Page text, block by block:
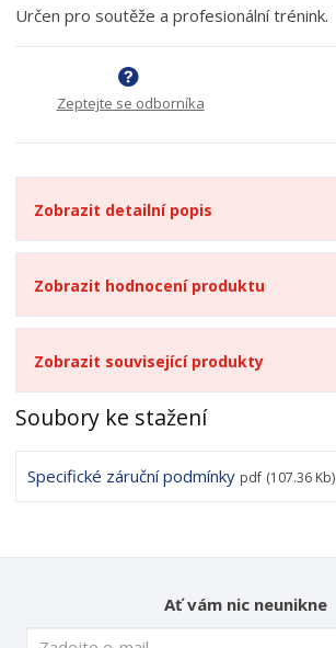
Určen pro soutěže a profesionální trénink.
Zeptejte se odborníka
Zobrazit detailní popis
Zobrazit hodnocení produktu
Zobrazit související produkty
Soubory ke stažení
Specifické záruční podmínky pdf (107.36 Kb)
Ať vám nic neunikne